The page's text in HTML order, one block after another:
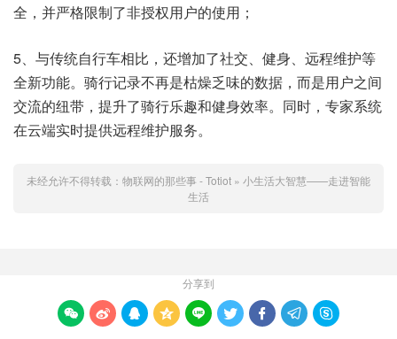
全，并严格限制了非授权用户的使用；
5、与传统自行车相比，还增加了社交、健身、远程维护等
全新功能。骑行记录不再是枯燥乏味的数据，而是用户之间
交流的纽带，提升了骑行乐趣和健身效率。同时，专家系统
在云端实时提供远程维护服务。
未经允许不得转载： 物联网的那些事 - Totiot » 小生活大智慧——走进智能
生活
分享到
        